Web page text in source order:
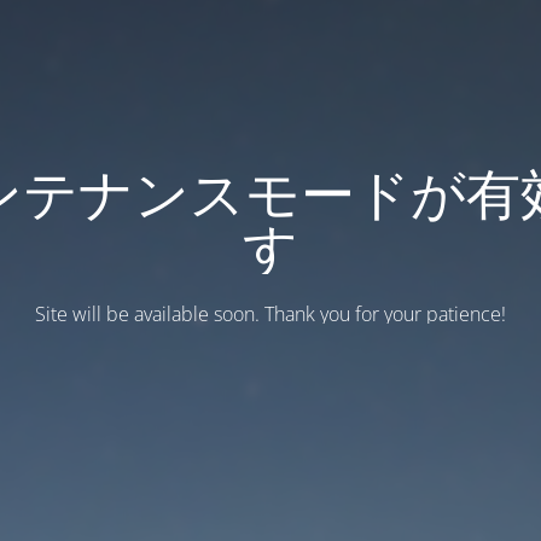
テナンスモードが有
す
Site will be available soon. Thank you for your patience!